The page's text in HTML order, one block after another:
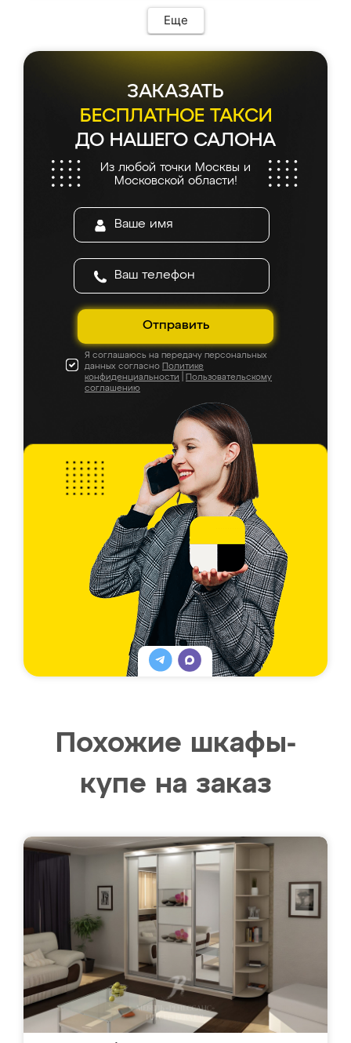
Еще
ЗАКАЗАТЬ
БЕСПЛАТНОЕ ТАКСИ
ДО НАШЕГО САЛОНА
Из любой точки Москвы и
Московской области!
Отправить
Я соглашаюсь на передачу персональных
данных согласно Политике
конфиденциальности
Пользовательскому
соглашению
Похожие шкафы-
купе на заказ